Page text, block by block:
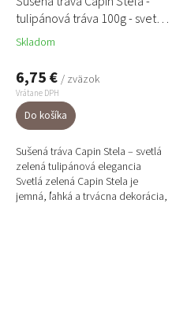
tulipánová tráva 100g - svetlá
zelená
Skladom
6,75 € / zväzok
Vrátane DPH
Do košíka
Sušená tráva Capin Stela – svetlá
zelená tulipánová elegancia
Svetlá zelená Capin Stela je
jemná, ľahká a trvácna dekorácia,